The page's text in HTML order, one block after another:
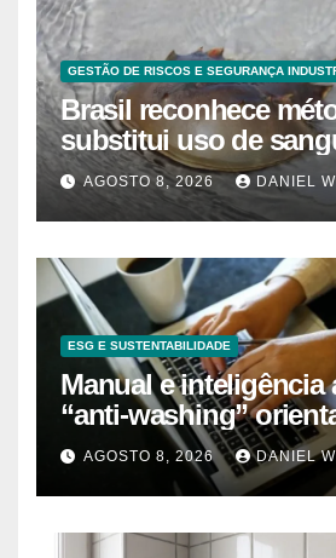
GESTÃO DE RISCOS E SEGURANÇA
Brasil reconhece
substitui uso de
caranguejo-ferradura
farmacêuticos
AGOSTO 8, 2026 DANIEL
ESG E SUSTENTABILIDADE
Manual e inteligência
“anti-washing”
empresas
AGOSTO 8, 2026 DANIEL